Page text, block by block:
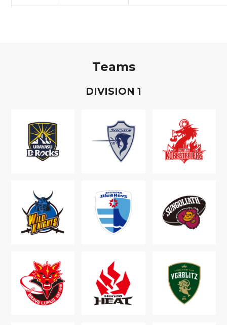
Teams
DIVISION 1